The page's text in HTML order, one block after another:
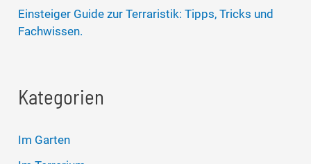
Einsteiger Guide zur Terraristik: Tipps, Tricks und
Fachwissen.
Kategorien
Im Garten